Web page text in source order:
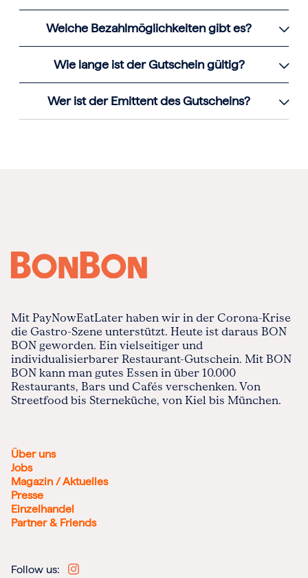
Welche Bezahlmöglichkeiten gibt es?
Wie lange ist der Gutschein gültig?
Wer ist der Emittent des Gutscheins?
Mit PayNowEatLater haben wir in der Corona-Krise
die Gastro-Szene unterstützt. Heute ist daraus BON
BON geworden. Ein vielseitiger und
individualisierbarer Restaurant-Gutschein. Mit BON
BON kann man gutes Essen in über 10.000
Restaurants, Bars und Cafés verschenken. Von
Streetfood bis Sterneküche, von Kiel bis München.
Über uns
Jobs
Magazin / Aktuelles
Presse
Einzelhandel
Partner & Friends
Follow us: